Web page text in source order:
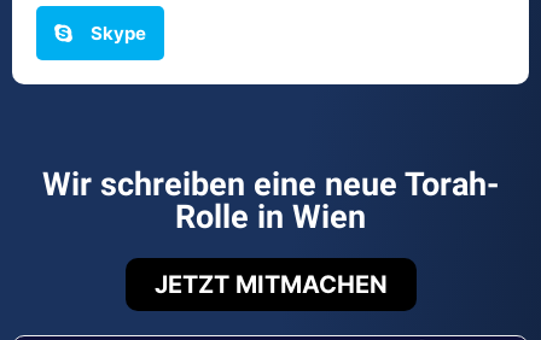
Skype
Wir schreiben eine neue Torah-
Rolle in Wien
JETZT MITMACHEN